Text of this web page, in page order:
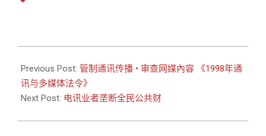
04-
14
Previous Post: 管制通讯传播 • 审查网媒內容 《1998年通
讯与多媒体法令》
Next Post: 电讯业者垄断全民公共财